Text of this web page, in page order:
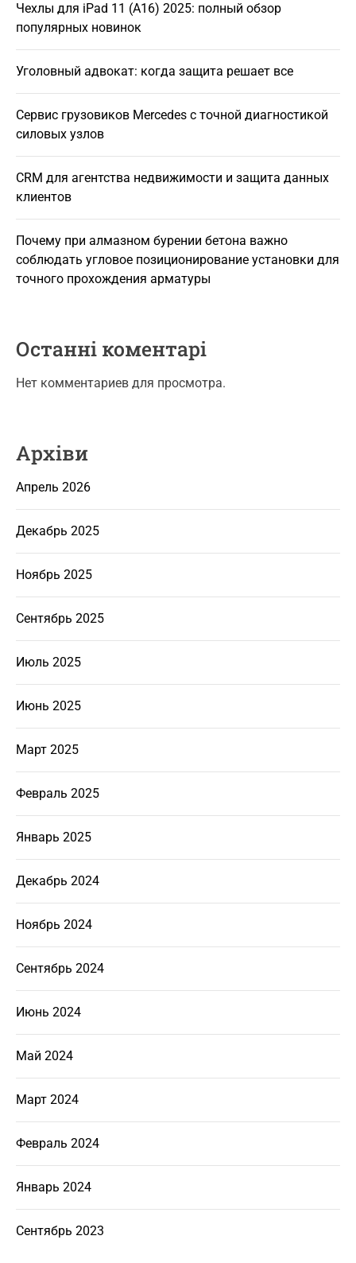
Чехлы для iPad 11 (A16) 2025: полный обзор
популярных новинок
Уголовный адвокат: когда защита решает все
Сервис грузовиков Mercedes с точной диагностикой
силовых узлов
CRM для агентства недвижимости и защита данных
клиентов
Почему при алмазном бурении бетона важно
соблюдать угловое позиционирование установки для
точного прохождения арматуры
Останні коментарі
Нет комментариев для просмотра.
Архіви
Апрель 2026
Декабрь 2025
Ноябрь 2025
Сентябрь 2025
Июль 2025
Июнь 2025
Март 2025
Февраль 2025
Январь 2025
Декабрь 2024
Ноябрь 2024
Сентябрь 2024
Июнь 2024
Май 2024
Март 2024
Февраль 2024
Январь 2024
Сентябрь 2023